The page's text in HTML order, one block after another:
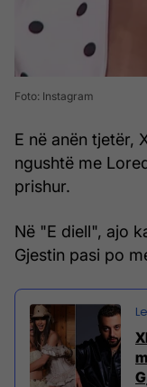
Foto: Instagram
E në anën tjetër,
ngushtë me
prishur.
Në "E diell", ajo
Gjestin pasi po